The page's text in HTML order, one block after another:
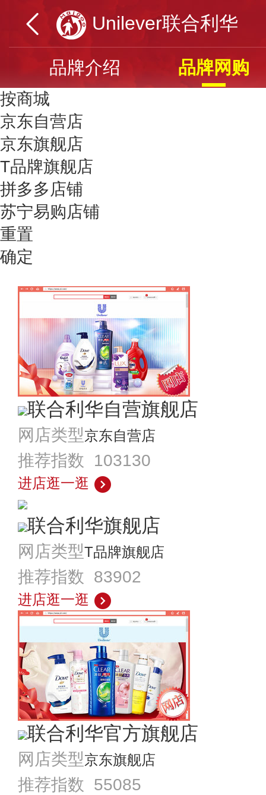
Unilever联合利华
品牌介绍 品牌网购
按商城
京东自营店
京东旗舰店
T品牌旗舰店
拼多多店铺
苏宁易购店铺
重置
确定
联合利华自营旗舰店
网店类型京东自营店
推荐指数 103130
进店逛一逛
联合利华旗舰店
网店类型T品牌旗舰店
推荐指数 83902
进店逛一逛
联合利华官方旗舰店
网店类型京东旗舰店
推荐指数 55085